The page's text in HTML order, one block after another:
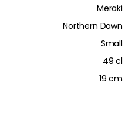
Meraki
Northern Dawn
Small
49 cl
19 cm